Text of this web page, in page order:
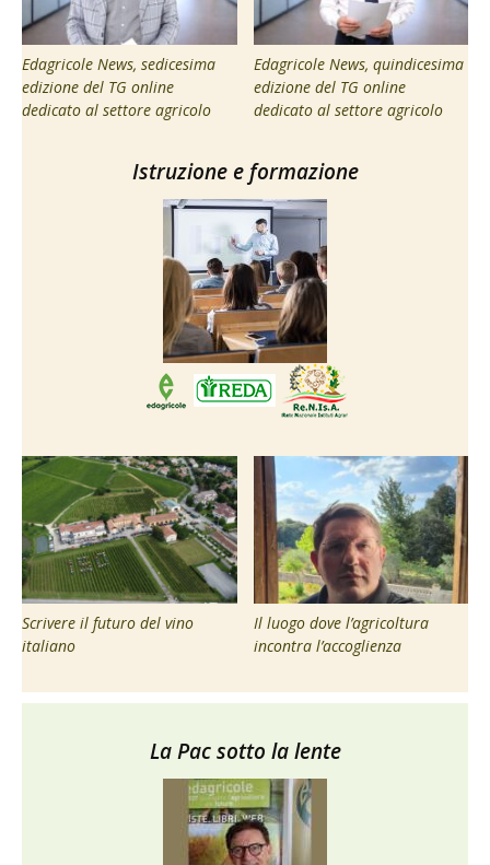
Edagricole News, sedicesima
edizione del TG online
dedicato al settore agricolo
Edagricole News, quindicesima
edizione del TG online
dedicato al settore agricolo
Istruzione e formazione
Scrivere il futuro del vino
italiano
Il luogo dove l’agricoltura
incontra l’accoglienza
La Pac sotto la lente